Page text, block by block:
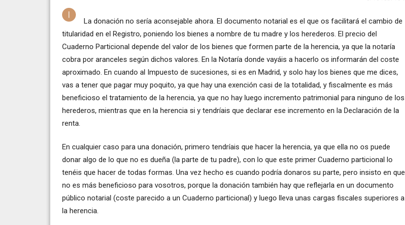
La donación no sería aconsejable ahora. El documento notarial es el que os facilitará el cambio de
titularidad en el Registro, poniendo los bienes a nombre de tu madre y los herederos. El precio del
Cuaderno Particional depende del valor de los bienes que formen parte de la herencia, ya que la notaría
cobra por aranceles según dichos valores. En la Notaría donde vayáis a hacerlo os informarán del coste
aproximado. En cuando al Impuesto de sucesiones, si es en Madrid, y solo hay los bienes que me dices,
vas a tener que pagar muy poquito, ya que hay una exención casi de la totalidad, y fiscalmente es más
beneficioso el tratamiento de la herencia, ya que no hay luego incremento patrimonial para ninguno de los
herederos, mientras que en la herencia si y tendríais que declarar ese incremento en la Declaración de la
renta.
En cualquier caso para una donación, primero tendríais que hacer la herencia, ya que ella no os puede
donar algo de lo que no es dueña (la parte de tu padre), con lo que este primer Cuaderno particional lo
tenéis que hacer de todas formas. Una vez hecho es cuando podría donaros su parte, pero insisto en que
no es más beneficioso para vosotros, porque la donación también hay que reflejarla en un documento
público notarial (coste parecido a un Cuaderno particional) y luego lleva unas cargas fiscales superiores a
la herencia.